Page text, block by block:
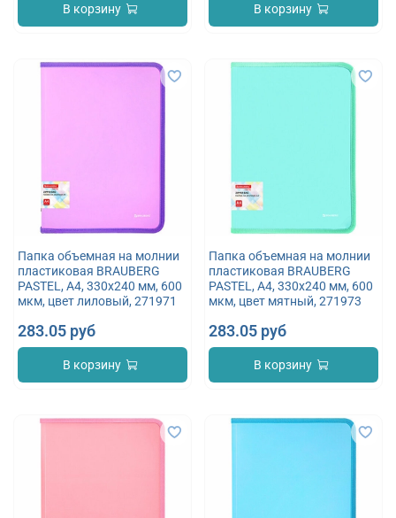
В корзину В корзину
Папка объемная на молнии
пластиковая BRAUBERG
PASTEL, А4, 330х240 мм, 600
мкм, цвет лиловый, 271971
283.05 руб
В корзину
Папка объемная на молнии
пластиковая BRAUBERG
PASTEL, А4, 330х240 мм, 600
мкм, цвет мятный, 271973
283.05 руб
В корзину